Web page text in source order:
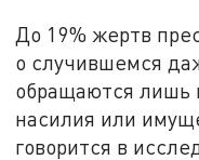
До 19% жертв
о случившемся
обращаются лишь
насилия или
говорится в